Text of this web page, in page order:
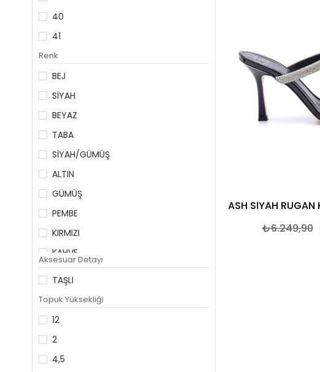
40
41
Renk
BEJ
SİYAH
BEYAZ
TABA
SİYAH/GÜMÜŞ
ALTIN
GÜMÜŞ
PEMBE
KIRMIZI
KAHVE
KOYU GRİ
Aksesuar Detayı
TAŞLI
Topuk Yüksekliği
12
2
4,5
₺6.249,90